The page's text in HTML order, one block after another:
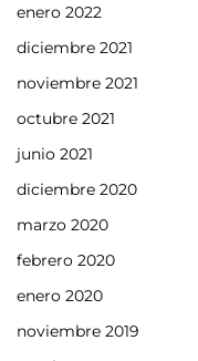
enero 2022
diciembre 2021
noviembre 2021
octubre 2021
junio 2021
diciembre 2020
marzo 2020
febrero 2020
enero 2020
noviembre 2019